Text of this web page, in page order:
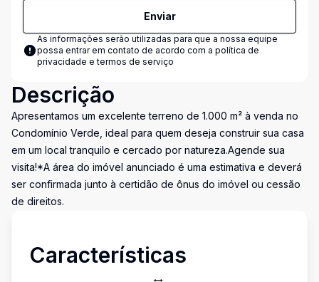
Enviar
As informações serão utilizadas para que a nossa equipe
possa entrar em contato de acordo com a política de
privacidade e termos de serviço
Descrição
Apresentamos um excelente terreno de 1.000 m² à venda no
Condomínio Verde, ideal para quem deseja construir sua casa
em um local tranquilo e cercado por natureza.Agende sua
visita!*A área do imóvel anunciado é uma estimativa e deverá
ser confirmada junto à certidão de ônus do imóvel ou cessão
de direitos.
Características